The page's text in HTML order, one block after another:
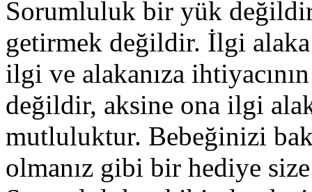
Sorumluluk bir yük
getirmek değildir. İlgi
ilgi ve alakanıza
değildir, aksine ona ilgi
mutluluktur. Bebeğinizi
olmanız gibi bir hediye